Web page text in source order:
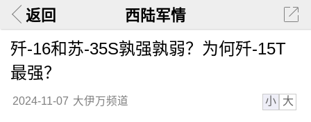
返回 西陆军情
歼-16和苏-35S孰强孰弱？为何歼-15T
最强？
2024-11-07 大伊万频道 小 大